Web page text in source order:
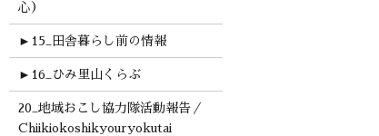
心）
► 15_田舎暮らし前の情報
► 16_ひみ里山くらぶ
20_地域おこし協力隊活動報告／
Chiikiokoshikyouryokutai